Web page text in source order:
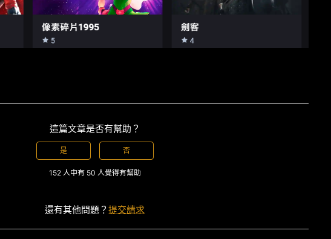
這篇文章是否有幫助？
是 否
152 人中有 50 人覺得有幫助
還有其他問題？提交請求